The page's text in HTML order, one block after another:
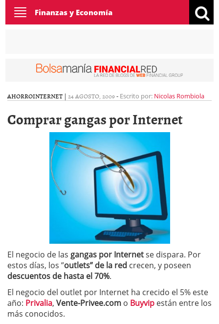
Toggle
navigation
Finanzas y Economía
AHORROINTERNET | 24 AGOSTO, 2009- Escrito por: Nicolas Rombiola
Comprar gangas por Internet
El negocio de las gangas por Internetse dispara. Por
estos días, los ”outlets” de la red crecen, y poseen
descuentos de hasta el 70%.
El negocio del outlet por Internet ha crecido el 5% este
año: Privalia, Vente-Privee.com o Buyvip están entre los
más conocidos.